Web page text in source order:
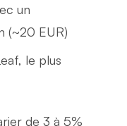
un
(~20 EUR)
le plus
de 3 à 5%